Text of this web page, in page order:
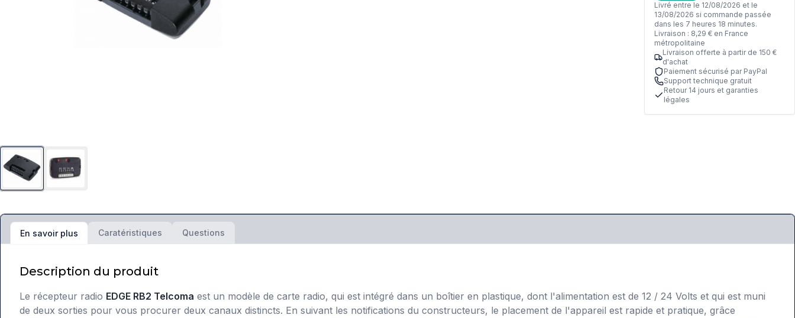
Livré entre le 12/08/2026 et le
13/08/2026 si commande passée
dans les 7 heures 18 minutes.
Livraison : 8,29 € en France
métropolitaine
Livraison offerte à partir de 150 €
d'achat
Paiement sécurisé par PayPal
Support technique gratuit
Retour 14 jours et garanties
légales
En savoir plus Caratéristiques Questions
Description du produit
Le récepteur radio EDGE RB2 Telcoma est un modèle de carte radio, qui est intégré dans un boîtier en plastique, dont l'alimentation est de 12 / 24 Volts et qui est muni
de deux sorties pour vous procurer deux canaux distincts. En suivant les notifications du constructeurs, le placement de l'appareil est rapide et pratique, grâce